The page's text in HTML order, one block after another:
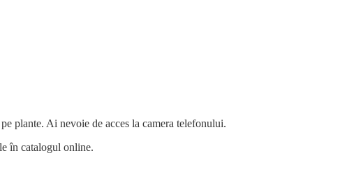
plante. Ai nevoie de acces la camera telefonului.
în catalogul online.